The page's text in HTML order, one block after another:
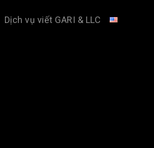
Dịch vụ viết GARI & LLC